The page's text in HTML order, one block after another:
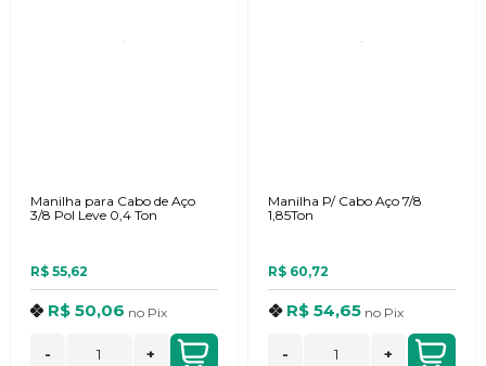
Manilha para Cabo de Aço
3/8 Pol Leve 0,4 Ton
R$ 55,62
R$ 50,06 no Pix
- +
Manilha P/ Cabo Aço 7/8
1,85Ton
R$ 60,72
R$ 54,65 no Pix
- +